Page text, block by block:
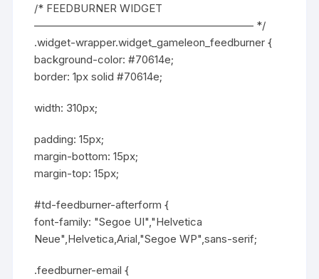
/* FEEDBURNER WIDGET
————————————————————– */
.widget-wrapper.widget_gameleon_feedburner {
background-color: #70614e;
border: 1px solid #70614e;
width: 310px;
padding: 15px;
margin-bottom: 15px;
margin-top: 15px;
#td-feedburner-afterform {
font-family: "Segoe UI","Helvetica
Neue",Helvetica,Arial,"Segoe WP",sans-serif;
.feedburner-email {